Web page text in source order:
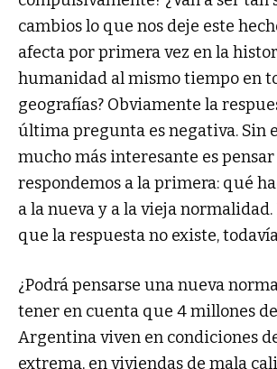
cambios lo que nos deje este
afecta por primera vez en la
humanidad al mismo tiempo en
geografías? Obviamente la
última pregunta es negativa. Sin
mucho más interesante es
respondemos a la primera: qué
a la nueva y a la vieja normalidad.
que la respuesta no existe,
¿Podrá pensarse una nueva
tener en cuenta que 4 millones
Argentina viven en condiciones
extrema, en viviendas de mala